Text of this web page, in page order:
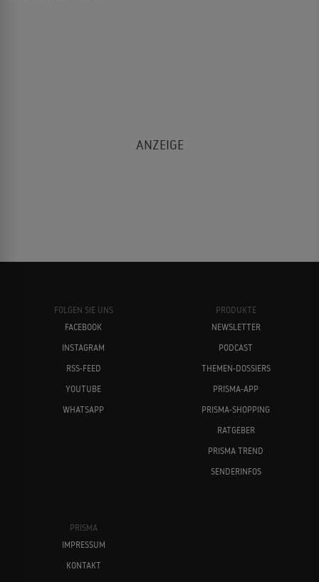
FOLGEN SIE UNS
FACEBOOK
INSTAGRAM
RSS-FEED
YOUTUBE
WHATSAPP
PRODUKTE
NEWSLETTER
PODCAST
THEMEN-DOSSIERS
PRISMA-APP
PRISMA-SHOPPING
RATGEBER
PRISMA TREND
SENDERINFOS
PRISMA
IMPRESSUM
KONTAKT